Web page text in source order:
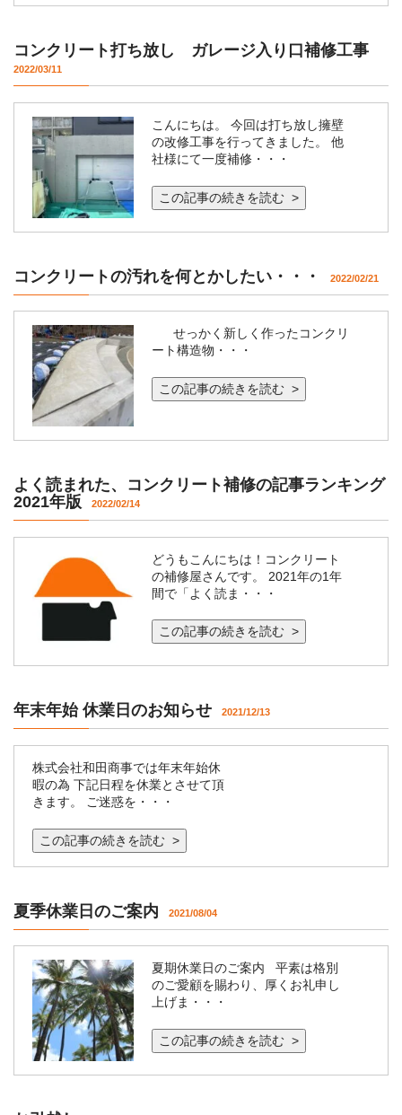
コンクリート打ち放し ガレージ入り口補修工事
2022/03/11
こんにちは。 今回は打ち放し擁壁
の改修工事を行ってきました。 他
社様にて一度補修・・・
この記事の続きを読む >
コンクリートの汚れを何とかしたい・・・ 2022/02/21
せっかく新しく作ったコンクリ
ート構造物・・・
この記事の続きを読む >
よく読まれた、コンクリート補修の記事ランキング
2021年版 2022/02/14
どうもこんにちは！コンクリート
の補修屋さんです。 2021年の1年
間で「よく読ま・・・
この記事の続きを読む >
年末年始 休業日のお知らせ 2021/12/13
株式会社和田商事では年末年始休
暇の為 下記日程を休業とさせて頂
きます。 ご迷惑を・・・
この記事の続きを読む >
夏季休業日のご案内 2021/08/04
夏期休業日のご案内 平素は格別
のご愛顧を賜わり、厚くお礼申し
上げま・・・
この記事の続きを読む >